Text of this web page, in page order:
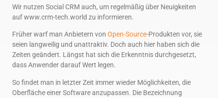
Wir nutzen Social CRM auch, um regelmäßig über Neuigkeiten
auf www.crm-tech.world zu informieren.
Früher warf man Anbietern von Open-Source-Produkten vor, sie
seien langweilig und unattraktiv. Doch auch hier haben sich die
Zeiten geändert. Längst hat sich die Erkenntnis durchgesetzt,
dass Anwender darauf Wert legen.
So findet man in letzter Zeit immer wieder Möglichkeiten, die
Oberfläche einer Software anzupassen. Die Bezeichnung